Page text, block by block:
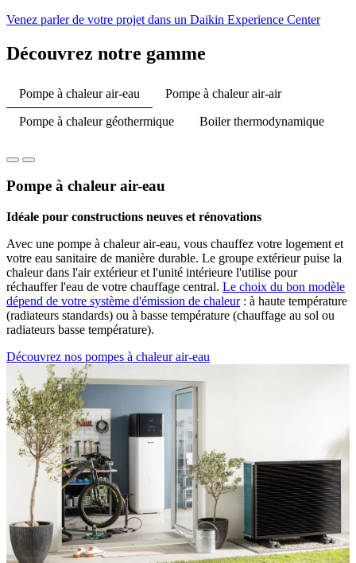
Venez parler de votre projet dans un Daikin Experience Center
Découvrez notre gamme
Pompe à chaleur air-eau Pompe à chaleur air-air
Pompe à chaleur géothermique Boiler thermodynamique
Pompe à chaleur air-eau
Idéale pour constructions neuves et rénovations
Avec une pompe à chaleur air-eau, vous chauffez votre logement et
votre eau sanitaire de manière durable. Le groupe extérieur puise la
chaleur dans l'air extérieur et l'unité intérieure l'utilise pour
réchauffer l'eau de votre chauffage central. Le choix du bon modèle
dépend de votre système d'émission de chaleur: à haute température
(radiateurs standards) ou à basse température (chauffage au sol ou
radiateurs basse température).
Découvrez nos pompes à chaleur air-eau